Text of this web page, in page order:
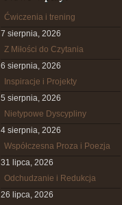
Ćwiczenia i trening
7 sierpnia, 2026
Z Miłości do Czytania
6 sierpnia, 2026
Inspiracje i Projekty
5 sierpnia, 2026
Nietypowe Dyscypliny
4 sierpnia, 2026
Współczesna Proza i Poezja
31 lipca, 2026
Odchudzanie i Redukcja
26 lipca, 2026